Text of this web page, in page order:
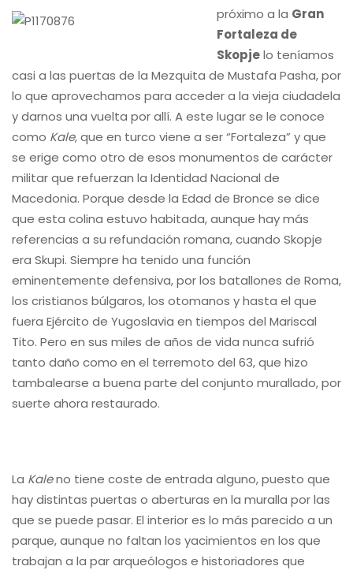
próximo a la Gran
Fortaleza de
Skopjelo teníamos
casi a las puertas de la Mezquita de Mustafa Pasha, por
lo que aprovechamos para acceder a la vieja ciudadela
y darnos una vuelta por allí. A este lugar se le conoce
como Kale, que en turco viene a ser “Fortaleza” y que
se erige como otro de esos monumentos de carácter
militar que refuerzan la Identidad Nacional de
Macedonia. Porque desde la Edad de Bronce se dice
que esta colina estuvo habitada, aunque hay más
referencias a su refundación romana, cuando Skopje
era Skupi. Siempre ha tenido una función
eminentemente defensiva, por los batallones de Roma,
los cristianos búlgaros, los otomanos y hasta el que
fuera Ejército de Yugoslavia en tiempos del Mariscal
Tito. Pero en sus miles de años de vida nunca sufrió
tanto daño como en el terremoto del 63, que hizo
tambalearse a buena parte del conjunto murallado, por
suerte ahora restaurado.
La Kaleno tiene coste de entrada alguno, puesto que
hay distintas puertas o aberturas en la muralla por las
que se puede pasar. El interior es lo más parecido a un
parque, aunque no faltan los yacimientos en los que
trabajan a la par arqueólogos e historiadores que